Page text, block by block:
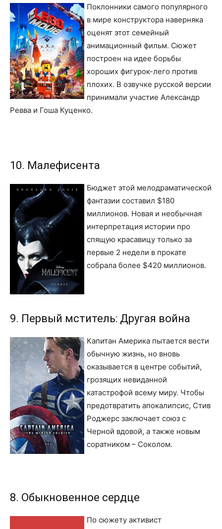
Поклонники самого популярного
в мире конструктора наверняка
оценят этот семейный
анимационный фильм. Сюжет
построен на идее борьбы
хороших фигурок-лего против
плохих. В озвучке русской версии
принимали участие Александр
Ревва и Гоша Куценко.
10. Малефисента
Бюджет этой мелодраматической
фантазии составил $180
миллионов. Новая и необычная
интерпретация истории про
спящую красавицу только за
первые 2 недели в прокате
собрала более $420 миллионов.
9. Первый мститель: Другая война
Капитан Америка пытается вести
обычную жизнь, но вновь
оказывается в центре событий,
грозящих невиданной
катастрофой всему миру. Чтобы
предотвратить апокалипсис, Стив
Роджерс заключает союз с
Черной вдовой, а также новым
соратником – Соколом.
8. Обыкновенное сердце
По сюжету активист